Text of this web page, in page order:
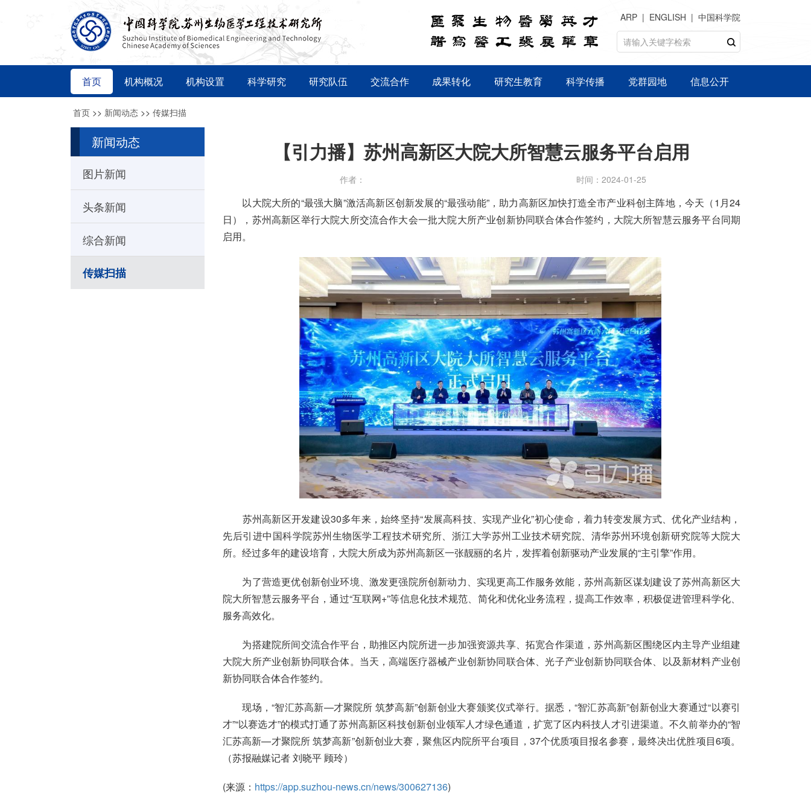
ARP ENGLISH 中国科学院
首页 机构概况 机构设置 科学研究 研究队伍 交流合作 成果转化 研究生教育 科学传播 党群园地 信息公开
首页 >> 新闻动态 >> 传媒扫描
新闻动态
图片新闻
头条新闻
综合新闻
传媒扫描
【引力播】苏州高新区大院大所智慧云服务平台启用
作者： 时间：2024-01-25
以大院大所的“最强大脑”激活高新区创新发展的“最强动能”，助力高新区加快打造全市产业科创主阵地，今天（1月24
日），苏州高新区举行大院大所交流合作大会一批大院大所产业创新协同联合体合作签约，大院大所智慧云服务平台同期
启用。
苏州高新区开发建设30多年来，始终坚持“发展高科技、实现产业化”初心使命，着力转变发展方式、优化产业结构，
先后引进中国科学院苏州生物医学工程技术研究所、浙江大学苏州工业技术研究院、清华苏州环境创新研究院等大院大
所。经过多年的建设培育，大院大所成为苏州高新区一张靓丽的名片，发挥着创新驱动产业发展的“主引擎”作用。
为了营造更优创新创业环境、激发更强院所创新动力、实现更高工作服务效能，苏州高新区谋划建设了苏州高新区大
院大所智慧云服务平台，通过“互联网+”等信息化技术规范、简化和优化业务流程，提高工作效率，积极促进管理科学化、
服务高效化。
为搭建院所间交流合作平台，助推区内院所进一步加强资源共享、拓宽合作渠道，苏州高新区围绕区内主导产业组建
大院大所产业创新协同联合体。当天，高端医疗器械产业创新协同联合体、光子产业创新协同联合体、以及新材料产业创
新协同联合体合作签约。
现场，“智汇苏高新—才聚院所 筑梦高新”创新创业大赛颁奖仪式举行。据悉，“智汇苏高新”创新创业大赛通过“以赛引
才”“以赛选才”的模式打通了苏州高新区科技创新创业领军人才绿色通道，扩宽了区内科技人才引进渠道。不久前举办的“智
汇苏高新—才聚院所 筑梦高新”创新创业大赛，聚焦区内院所平台项目，37个优质项目报名参赛，最终决出优胜项目6项。
（苏报融媒记者 刘晓平 顾玲）
(来源： https://app.suzhou-news.cn/news/300627136)